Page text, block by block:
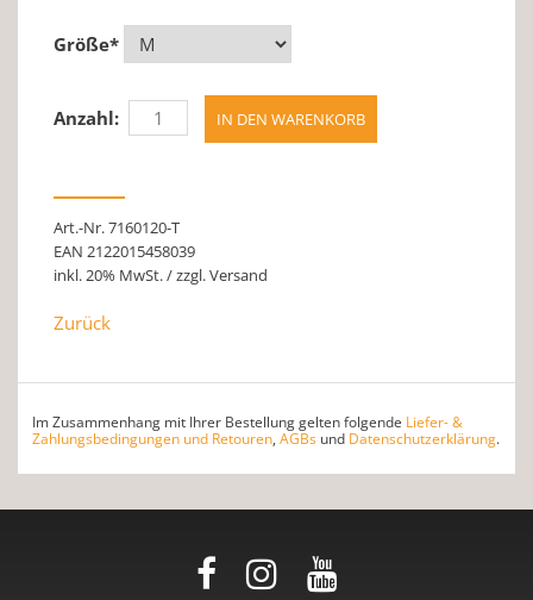
Größe*
Anzahl:
Art.-Nr. 7160120-T
EAN 2122015458039
inkl. 20% MwSt. / zzgl. Versand
Zurück
Im Zusammenhang mit Ihrer Bestellung gelten folgende Liefer- &
Zahlungsbedingungen und Retouren, AGBs und Datenschutzerklärung.